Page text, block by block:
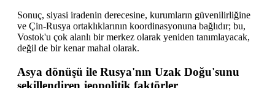
Sonuç, siyasi iradenin derecesine, kurumların güvenilirliğine
ve Çin-Rusya ortaklıklarının koordinasyonuna bağlıdır; bu,
Vostok'u çok alanlı bir merkez olarak yeniden tanımlayacak,
değil de bir kenar mahal olarak.
Asya dönüşü ile Rusya'nın Uzak Doğu'sunu
şekillendiren jeopolitik faktörler